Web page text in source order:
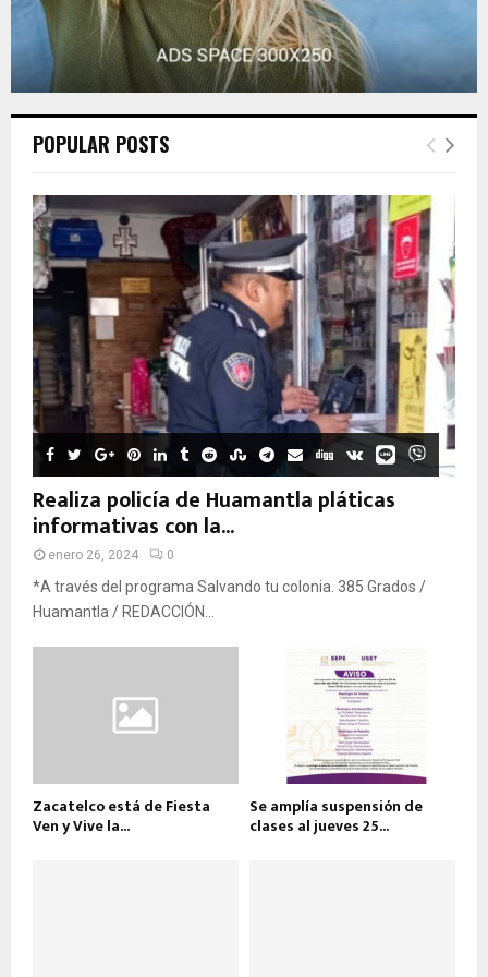
POPULAR POSTS
Realiza policía de Huamantla pláticas
informativas con la...
enero 26, 2024 0
*A través del programa Salvando tu colonia. 385 Grados /
Huamantla / REDACCIÓN...
Zacatelco está de Fiesta
Ven y Vive la...
Se amplía suspensión de
clases al jueves 25...